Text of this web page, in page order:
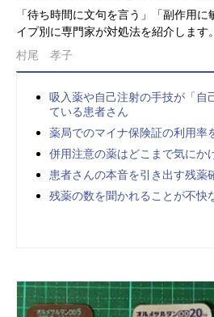
「待ち時間に文句を言う」「副作用
イプ別に専門家が対処法を紹介します。
村尾 孝子
吸入薬や自己注射の手技が「自
ている患者さん
薬局でのマイナ保険証の利用率
併用注意の薬はどこまで気にか
患者さんの本音を引き出す残薬
残薬の数を聞かれることが不快